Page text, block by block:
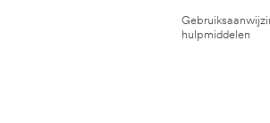
hulpmiddelen